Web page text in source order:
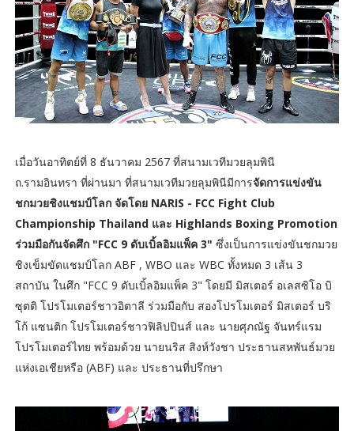
เมื่อวันอาทิตย์ที่ 8 ธันวาคม 2567 ที่สนามเวทีมวยลุมพินี
ถ.รามอินทรา ที่ผ่านมา ที่สนามเวทีมวยลุมพินีมีการจัดการแข่งขัน
ชกมวยชิงแชมป์โลก จัดโดย NARIS - FCC Fight Club
Championship Thailand และ Highlands Boxing Promotion
ร่วมมือกันจัดศึก "FCC 9 ดับเบิ้ลอิมแพ็ค 3" ซึ่งเป็นการแข่งขันชกมวย
ชิงเข็มขัดแชมป์โลก ABF , WBO และ WBC ทั้งหมด 3 เส้น 3
สถาบัน ในศึก "FCC 9 ดับเบิ้ลอิมแพ็ค 3" โดยมี มิสเตอร์ อเลสซิโอ บิ
ซุตติ โปรโมเตอร์ชาวอิตาลี ร่วมมือกับ สองโปรโมเตอร์ มิสเตอร์ บริ
โก้ แซนติก โปรโมเตอร์ชาวฟิลิปปินส์ และ นายศุภณัฐ จันทร์แรม
โปรโมเตอร์ไทย พร้อมด้วย นายนริส สิงห์วังชา ประธานสหพันธ์มวย
แห่งเอเชียหรือ (ABF) และ ประธานที่ปรึกษา